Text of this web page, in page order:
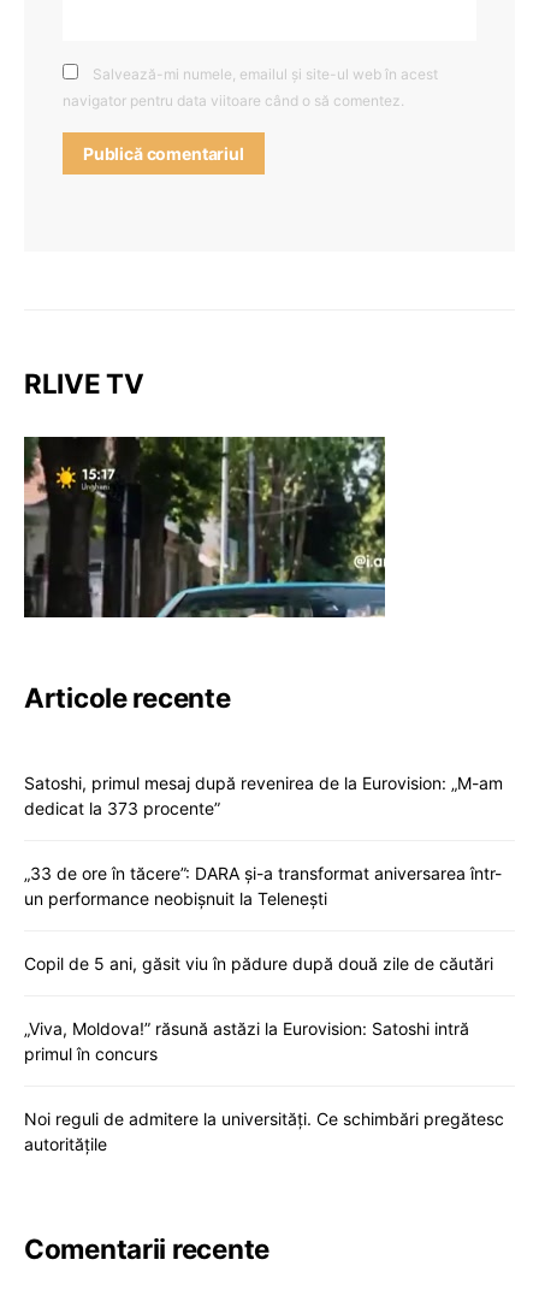
Salvează-mi numele, emailul și site-ul web în acest
navigator pentru data viitoare când o să comentez.
RLIVE TV
Articole recente
Satoshi, primul mesaj după revenirea de la Eurovision: „M-am
dedicat la 373 procente”
„33 de ore în tăcere”: DARA și-a transformat aniversarea într-
un performance neobișnuit la Telenești
Copil de 5 ani, găsit viu în pădure după două zile de căutări
„Viva, Moldova!” răsună astăzi la Eurovision: Satoshi intră
primul în concurs
Noi reguli de admitere la universități. Ce schimbări pregătesc
autoritățile
Comentarii recente